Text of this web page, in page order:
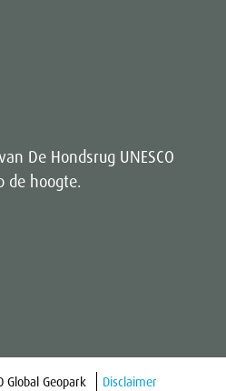
De Hondsrug UNESCO
de hoogte.
Global Geopark Disclaimer